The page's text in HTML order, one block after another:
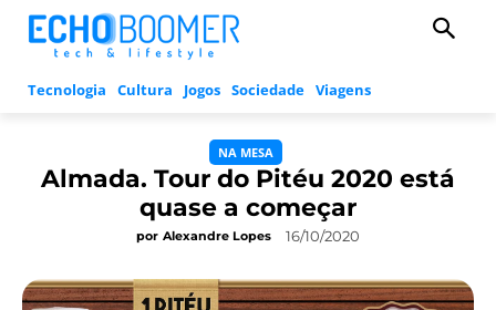
Tecnologia Cultura Jogos Sociedade Viagens
NA MESA
Almada. Tour do Pitéu 2020 está
quase a começar
por Alexandre Lopes 16/10/2020